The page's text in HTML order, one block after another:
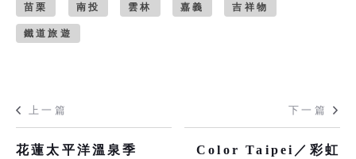
苗栗 南投 雲林 嘉義 吉祥物
鐵道旅遊
上一篇
花蓮太平洋溫泉季
下一篇
Color Taipei／彩虹